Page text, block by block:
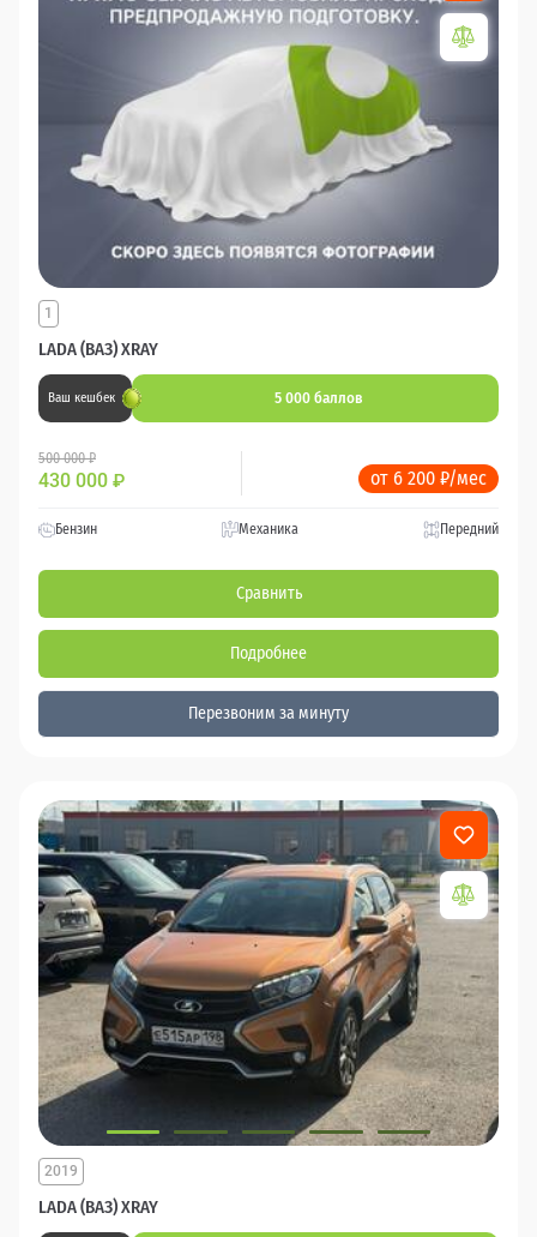
LADA (ВАЗ) XRAY
1
Ваш кешбек 5 000 баллов
500 000 ₽
430 000 ₽ от 6 200 ₽/мес
Бензин Механика Передний
Сравнить
Подробнее
Перезвоним за минуту
LADA (ВАЗ) XRAY
2019